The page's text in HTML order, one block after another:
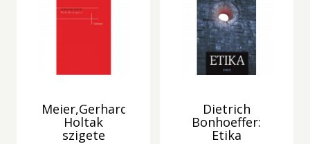
Meier,Gerhard:
Holtak
szigete
Dietrich
Bonhoeffer:
Etika